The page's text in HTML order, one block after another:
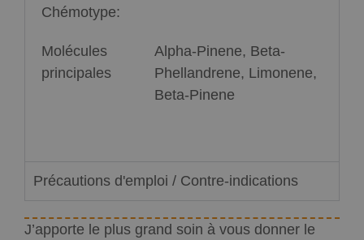
Chémotype:
Molécules
principales
Alpha-Pinene, Beta-
Phellandrene, Limonene,
Beta-Pinene
Précautions d'emploi / Contre-indications
J’apporte le plus grand soin à vous donner le